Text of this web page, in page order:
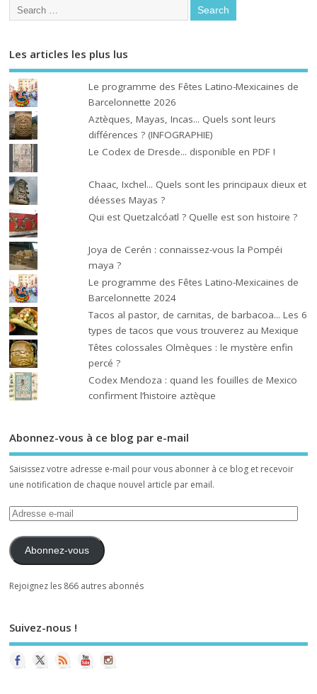
Les articles les plus lus
Le programme des Fêtes Latino-Mexicaines de
Barcelonnette 2026
Aztèques, Mayas, Incas... Quels sont leurs
différences ? (INFOGRAPHIE)
Le Codex de Dresde... disponible en PDF !
Chaac, Ixchel... Quels sont les principaux dieux et
déesses Mayas ?
Qui est Quetzalcóatl ? Quelle est son histoire ?
Joya de Cerén : connaissez-vous la Pompéi
maya ?
Le programme des Fêtes Latino-Mexicaines de
Barcelonnette 2024
Tacos al pastor, de carnitas, de barbacoa... Les 6
types de tacos que vous trouverez au Mexique
Têtes colossales Olmèques : le mystère enfin
percé ?
Codex Mendoza : quand les fouilles de Mexico
confirment l’histoire aztèque
Abonnez-vous à ce blog par e-mail
Saisissez votre adresse e-mail pour vous abonner à ce blog et recevoir
une notification de chaque nouvel article par email.
Abonnez-vous
Rejoignez les 866 autres abonnés
Suivez-nous !